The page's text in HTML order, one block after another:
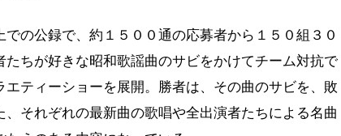
の公録で、約１５００通の応募者から１５０組３０
たちが好きな昭和歌謡曲のサビをかけてチーム対抗で
ティーショーを展開。勝者は、その曲のサビを、敗
それぞれの最新曲の歌唱や全出演者たちによる名曲